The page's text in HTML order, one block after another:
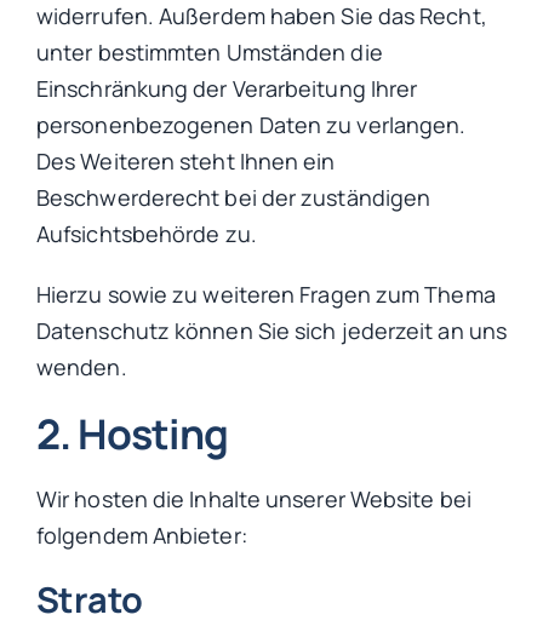
widerrufen. Außerdem haben Sie das Recht,
unter bestimmten Umständen die
Einschränkung der Verarbeitung Ihrer
personenbezogenen Daten zu verlangen.
Des Weiteren steht Ihnen ein
Beschwerderecht bei der zuständigen
Aufsichtsbehörde zu.
Hierzu sowie zu weiteren Fragen zum Thema
Datenschutz können Sie sich jederzeit an uns
wenden.
2. Hosting
Wir hosten die Inhalte unserer Website bei
folgendem Anbieter:
Strato